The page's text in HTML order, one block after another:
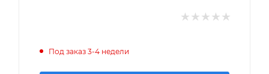
Под заказ 3-4 недели